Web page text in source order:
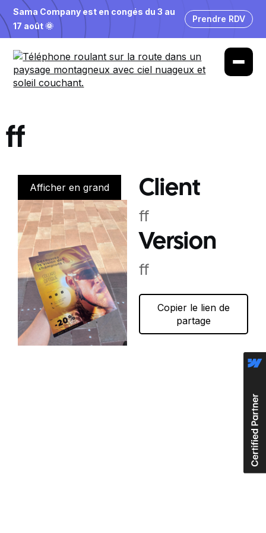
Sama Company est en congés du 3 au
17 août 🌞
Prendre RDV
ff
Afficher en grand Client
ff
Version
ff
Copier le lien de
partage